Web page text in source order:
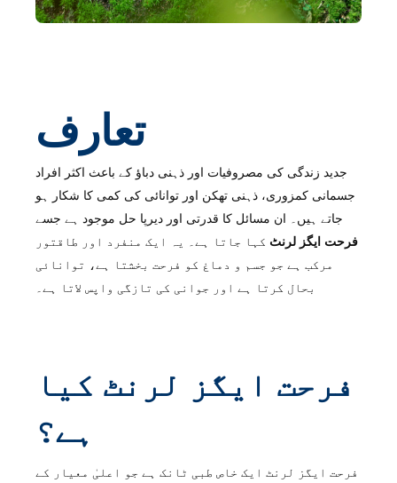
تعارف
جدید زندگی کی مصروفیات اور ذہنی دباؤ کے باعث اکثر افراد
جسمانی کمزوری، ذہنی تھکن اور توانائی کی کمی کا شکار ہو
جاتے ہیں۔ ان مسائل کا قدرتی اور دیرپا حل موجود ہے جسے
فرحت ایگز لرنٹ کہا جاتا ہے۔ یہ ایک منفرد اور طاقتور
مرکب ہے جو جسم و دماغ کو فرحت بخشتا ہے، توانائی
بحال کرتا ہے اور جوانی کی تازگی واپس لاتا ہے۔
فرحت ایگز لرنٹ کیا
ہے؟
فرحت ایگز لرنٹ ایک خاص طبی ٹانک ہے جو اعلیٰ معیار کے